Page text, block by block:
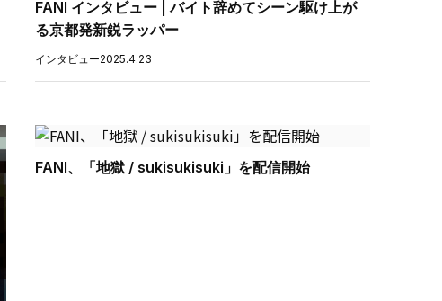
FANI インタビュー | バイト辞めてシーン駆け上が
る京都発新鋭ラッパー
インタビュー2025.4.23
FANI、「地獄 / sukisukisuki」を配信開始